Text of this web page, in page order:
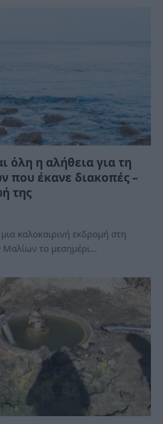
όλη η αλήθεια για τη
που έκανε διακοπές –
της
καλοκαιρινή εκδρομή στη
Μαλίων το μεσημέρι…